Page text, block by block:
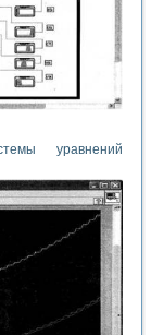
уравнений